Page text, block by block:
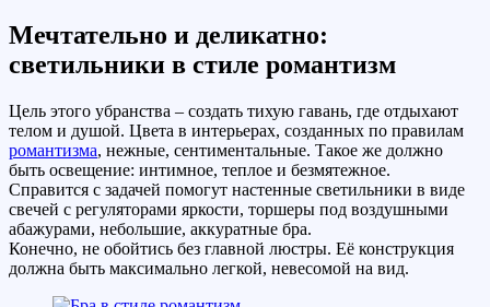
Мечтательно и деликатно:
светильники в стиле романтизм
Цель этого убранства – создать тихую гавань, где отдыхают
телом и душой. Цвета в интерьерах, созданных по правилам
романтизма, нежные, сентиментальные. Такое же должно
быть освещение: интимное, теплое и безмятежное.
Справится с задачей помогут настенные светильники в виде
свечей с регуляторами яркости, торшеры под воздушными
абажурами, небольшие, аккуратные бра.
Конечно, не обойтись без главной люстры. Её конструкция
должна быть максимально легкой, невесомой на вид.